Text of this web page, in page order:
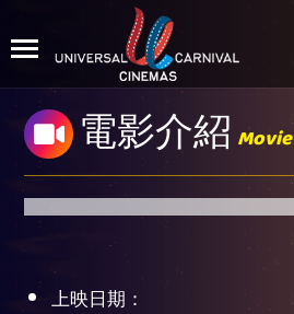
電影介紹 Movie
上映日期：